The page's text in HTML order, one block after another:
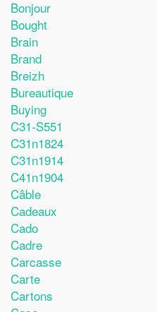
Bonjour
Bought
Brain
Brand
Breizh
Bureautique
Buying
C31-S551
C31n1824
C31n1914
C41n1904
Câble
Cadeaux
Cado
Cadre
Carcasse
Carte
Cartons